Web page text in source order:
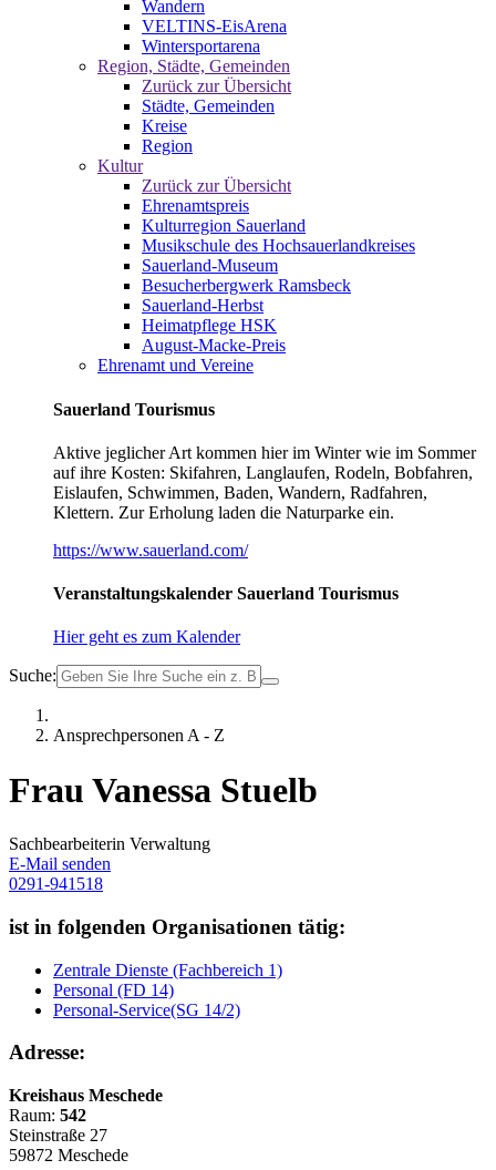
Wandern
VELTINS-EisArena
Wintersportarena
Region, Städte, Gemeinden
Zurück zur Übersicht
Städte, Gemeinden
Kreise
Region
Kultur
Zurück zur Übersicht
Ehrenamtspreis
Kulturregion Sauerland
Musikschule des Hochsauerlandkreises
Sauerland-Museum
Besucherbergwerk Ramsbeck
Sauerland-Herbst
Heimatpflege HSK
August-Macke-Preis
Ehrenamt und Vereine
Sauerland Tourismus
Aktive jeglicher Art kommen hier im Winter wie im Sommer
auf ihre Kosten: Skifahren, Langlaufen, Rodeln, Bobfahren,
Eislaufen, Schwimmen, Baden, Wandern, Radfahren,
Klettern. Zur Erholung laden die Naturparke ein.
https://www.sauerland.com/
Veranstaltungskalender Sauerland Tourismus
Hier geht es zum Kalender
Suche:
Ansprechpersonen A - Z
Frau Vanessa Stuelb
Sachbearbeiterin Verwaltung
E-Mail senden
0291-941518
ist in folgenden Organisationen tätig:
Zentrale Dienste (Fachbereich 1)
Personal (FD 14)
Personal-Service(SG 14/2)
Adresse:
Kreishaus Meschede
Raum: 542
Steinstraße 27
59872 Meschede